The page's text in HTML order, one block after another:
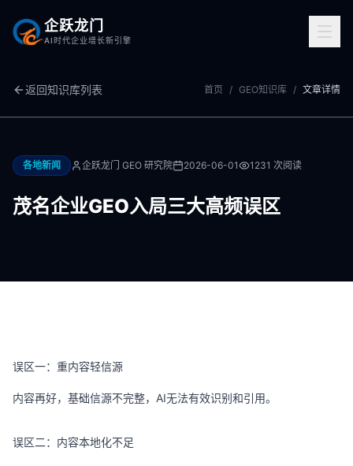
企跃龙门
AI时代企业增长新引擎
返回知识库列表 首页 / GEO知识库 / 文章详情
各地新闻 企跃龙门 GEO 研究院 2026-06-01 1231 次阅读
茂名企业GEO入局三大高频误区
误区一：重内容轻信源
内容再好，基础信源不完整，AI无法有效识别和引用。
误区二：内容本地化不足